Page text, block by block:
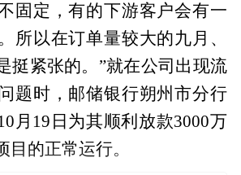
固定，有的下游客户会有一
所以在订单量较大的九月、
挺紧张的。”就在公司出现流
题时，邮储银行朔州市分行
月19日为其顺利放款3000万
目的正常运行。